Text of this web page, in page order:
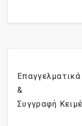
&
Συγγραφή